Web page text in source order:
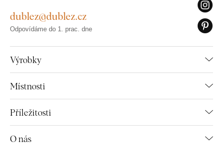
Výrobky
Místnosti
Příležitosti
O nás
dublez@dublez.cz
Odpovídáme do 1. prac. dne